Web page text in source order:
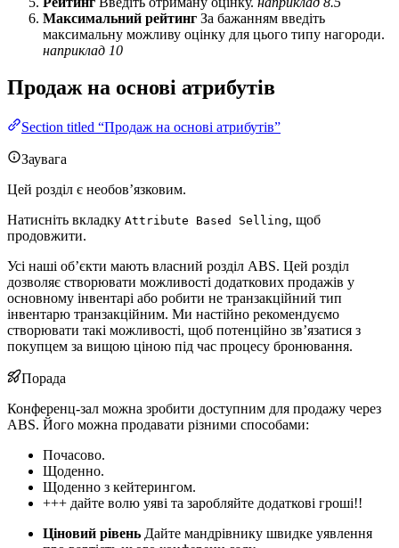
Максимальний рейтинг За бажанням введіть
максимальну можливу оцінку для цього типу нагороди.
наприклад 10
Продаж на основі атрибутів
Section titled “Продаж на основі атрибутів”
Заувага
Цей розділ є необов’язковим.
Натисніть вкладку Attribute Based Selling, щоб
продовжити.
Усі наші об’єкти мають власний розділ ABS. Цей розділ
дозволяє створювати можливості додаткових продажів у
основному інвентарі або робити не транзакційний тип
інвентарю транзакційним. Ми настійно рекомендуємо
створювати такі можливості, щоб потенційно зв’язатися з
покупцем за вищою ціною під час процесу бронювання.
Порада
Конференц-зал можна зробити доступним для продажу через
ABS. Його можна продавати різними способами:
Почасово.
Щоденно.
Щоденно з кейтерингом.
+++ дайте волю уяві та заробляйте додаткові гроші!!
Ціновий рівень Дайте мандрівнику швидке уявлення